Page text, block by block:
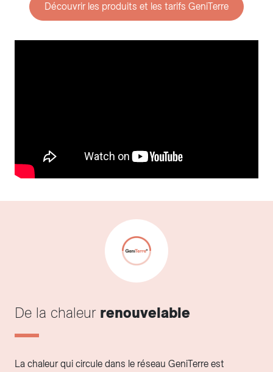
Découvrir les produits et les tarifs GeniTerre
De la chaleur renouvelable
La chaleur qui circule dans le réseau GeniTerre est